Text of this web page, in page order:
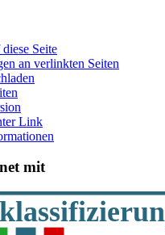
Seite
an verlinkten Seiten
Link
mit